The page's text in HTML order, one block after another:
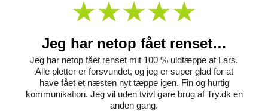
Jeg har netop fået renset…
Jeg har netop fået renset mit 100 % uldtæppe af Lars.
Alle pletter er forsvundet, og jeg er super glad for at
have fået et næsten nyt tæppe igen. Fin og hurtig
kommunikation. Jeg vil uden tvivl gøre brug af Try.dk en
anden gang.